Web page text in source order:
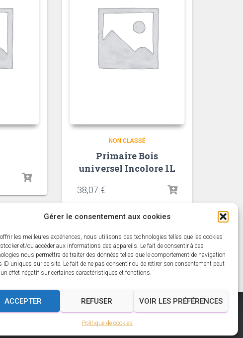
Gérer le consentement aux cookies
les meilleures expériences, nous utilisons des technologies telles que les cookies
et/ou accéder aux informations des appareils. Le fait de consentir à ces
nous permettra de traiter des données telles que le comportement de navigation
ID uniques sur ce site. Le fait de ne pas consentir ou de retirer son consentement peut
effet négatif sur certaines caractéristiques et fonctions.
ACCEPTER REFUSER VOIR LES PRÉFÉRENCES
Politique de cookies
NON CLASSÉ
Primaire Bois
universel Incolore 1L
38,07 €